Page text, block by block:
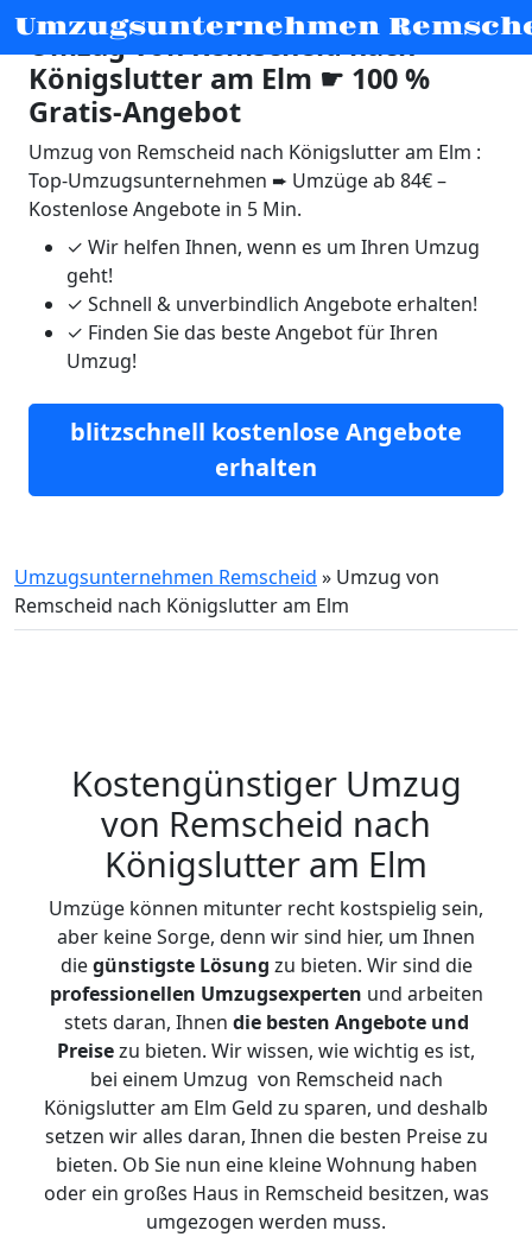
Umzugsunternehmen
Umzug von Remscheid nach
Königslutter am Elm ☛ 100 %
Gratis-Angebot
Umzug von Remscheid nach Königslutter am Elm :
Top-Umzugsunternehmen ➨ Umzüge ab 84€ –
Kostenlose Angebote in 5 Min.
✓ Wir helfen Ihnen, wenn es um Ihren Umzug
geht!
✓ Schnell & unverbindlich Angebote erhalten!
✓ Finden Sie das beste Angebot für Ihren
Umzug!
blitzschnell kostenlose Angebote
erhalten
Umzugsunternehmen Remscheid » Umzug von
Remscheid nach Königslutter am Elm
Kostengünstiger Umzug
von Remscheid nach
Königslutter am Elm
Umzüge können mitunter recht kostspielig sein,
aber keine Sorge, denn wir sind hier, um Ihnen
diegünstigste Lösung zu bieten. Wir sind die
professionellen Umzugsexperten und arbeiten
stets daran, Ihnen die besten Angebote und
Preisezu bieten. Wir wissen, wie wichtig es ist,
bei einem Umzug von Remscheid nach
Königslutter am Elm Geld zu sparen, und deshalb
setzen wir alles daran, Ihnen die besten Preise zu
bieten. Ob Sie nun eine kleine Wohnung haben
oder ein großes Haus in Remscheid besitzen, was
umgezogen werden muss.